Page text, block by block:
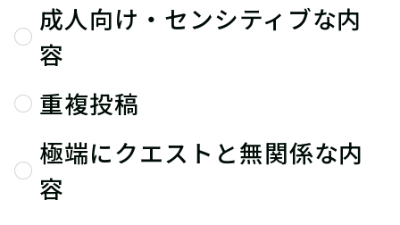
成人向け・センシティブな内
容
重複投稿
極端にクエストと無関係な内
容